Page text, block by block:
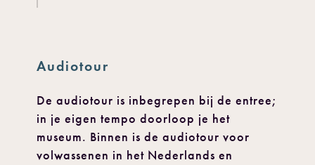
Audiotour
De audiotour is inbegrepen bij de entree;
in je eigen tempo doorloop je het
museum. Binnen is de audiotour voor
volwassenen in het Nederlands en